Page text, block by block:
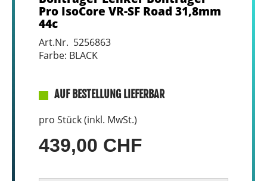
Pro IsoCore VR-SF Road 31,8mm
44c
Art.Nr. 5256863
Farbe: BLACK
AUF BESTELLUNG LIEFERBAR
pro Stück (inkl. MwSt.)
439,00 CHF